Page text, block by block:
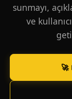
sunmayı,
ve
🚀